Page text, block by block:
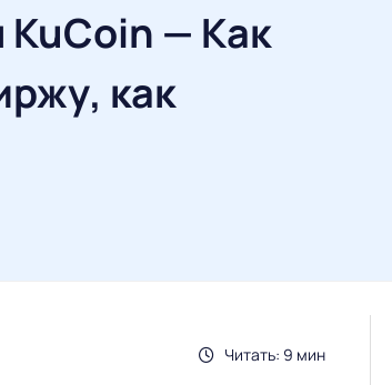
KuCoin — Как
как
Читать: 9 мин